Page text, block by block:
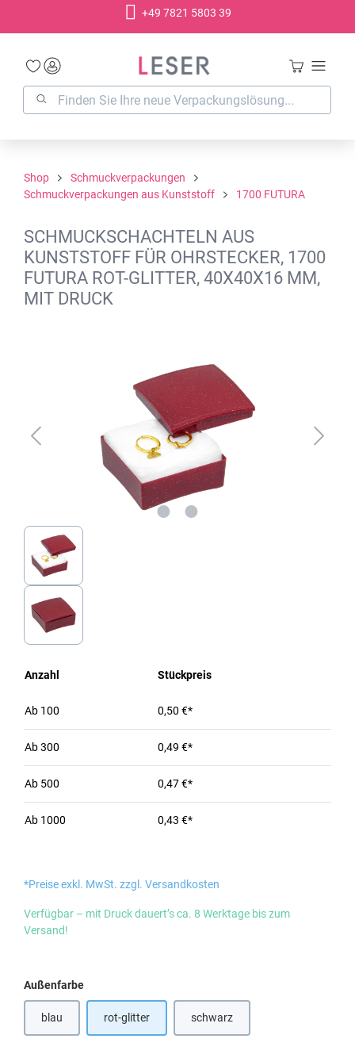
+49 7821 5803 39
Shop
Schmuckverpackungen
Schmuckverpackungen aus Kunststoff
1700 FUTURA
SCHMUCKSCHACHTELN AUS
KUNSTSTOFF FÜR OHRSTECKER, 1700
FUTURA ROT-GLITTER, 40X40X16 MM,
MIT DRUCK
Anzahl Stückpreis
Ab 100 0,50 €*
Ab300 0,49 €*
Ab 500 0,47 €*
Ab 1000 0,43 €*
*Preise exkl. MwSt. zzgl. Versandkosten
Verfügbar – mit Druck dauert’s ca. 8 Werktage bis zum
Versand!
Außenfarbeauswählen
blau rot-glitter schwarz